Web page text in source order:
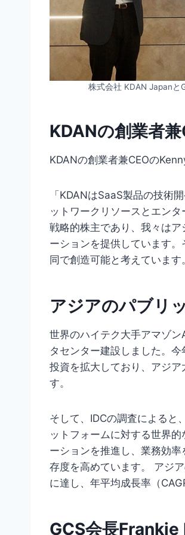
株式会社 KDAN Japanと
KDANの創業者
KDANの創業者兼CEOの
「KDANはSaaS製品の技術
ットワークリソースとエン
戦略的株主であり、我々は
ーションを提供しています
同で創造可能と考えています
アジアのパブリ
世界のハイテク大手アマゾ
タセンター建設しました。
投資を拡大しており、アジ
す。
そして、IDCの調査によると
ットフォームに対する世界
ーションを推進し、業務効
存度を高めています。 アジ
に達し、年平均成長率（
GCS会長Frankie